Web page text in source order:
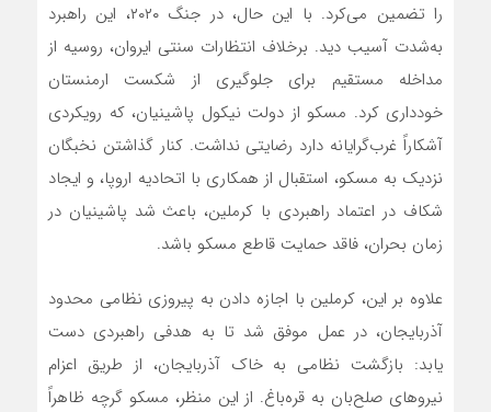
را تضمین می‌کرد. با این حال، در جنگ ۲۰۲۰، این راهبرد
به‌شدت آسیب دید. برخلاف انتظارات سنتی ایروان، روسیه از
مداخله مستقیم برای جلوگیری از شکست ارمنستان
خودداری کرد. مسکو از دولت نیکول پاشینیان، که رویکردی
آشکاراً غرب‌گرایانه دارد رضایتی نداشت. کنار گذاشتن نخبگان
نزدیک به مسکو، استقبال از همکاری با اتحادیه اروپا، و ایجاد
شکاف در اعتماد راهبردی با کرملین، باعث شد پاشینیان در
زمان بحران، فاقد حمایت قاطع مسکو باشد.
علاوه بر این، کرملین با اجازه دادن به پیروزی نظامی محدود
آذربایجان، در عمل موفق شد تا به هدفی راهبردی دست
یابد: بازگشت نظامی به خاک آذربایجان، از طریق اعزام
نیروهای صلح‌بان به قره‌باغ. از این منظر، مسکو گرچه ظاهراً